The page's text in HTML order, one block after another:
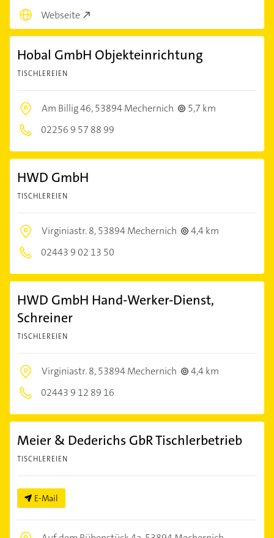
Webseite
Hobal GmbH Objekteinrichtung
TISCHLEREIEN
Am Billig 46,53894 Mechernich
5,7 km
02256 9 57 88 99
HWD GmbH
TISCHLEREIEN
Virginiastr. 8,53894 Mechernich
4,4 km
02443 9 02 13 50
HWD GmbH Hand-Werker-Dienst,
Schreiner
TISCHLEREIEN
Virginiastr. 8,53894 Mechernich
4,4 km
02443 9 12 89 16
Meier & Dederichs GbR Tischlerbetrieb
TISCHLEREIEN
E-Mail